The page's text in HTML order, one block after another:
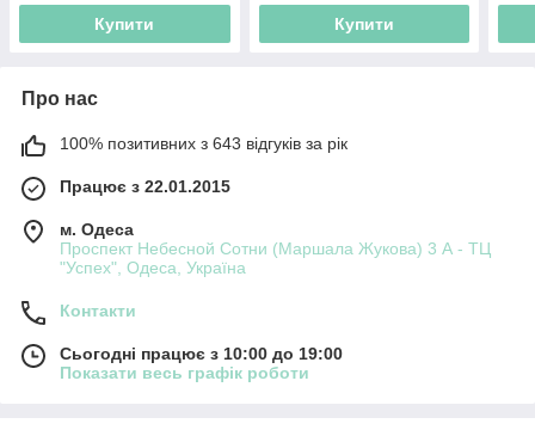
Купити Купити
Про нас
100% позитивних з 643 відгуків за рік
Працює з 22.01.2015
м. Одеса
Проспект Небесной Сотни (Маршала Жукова) 3 А - ТЦ
"Успех", Одеса, Україна
Контакти
Сьогодні працює з 10:00 до 19:00
Показати весь графік роботи